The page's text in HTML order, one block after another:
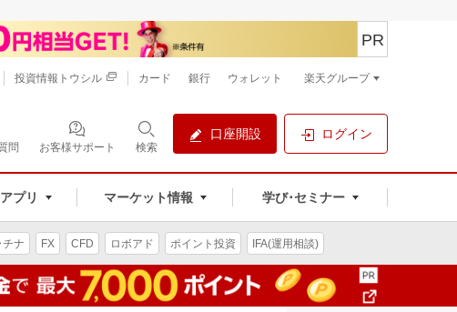
問 お客様サポート 検索
口座開設 ログイン
プリ マーケット情報 学び･セミナー
PR
投資情報トウシル カード 銀行 ウォレット 楽天グループ
ナ FX CFD ロボアド ポイント投資 IFA(運用相談)